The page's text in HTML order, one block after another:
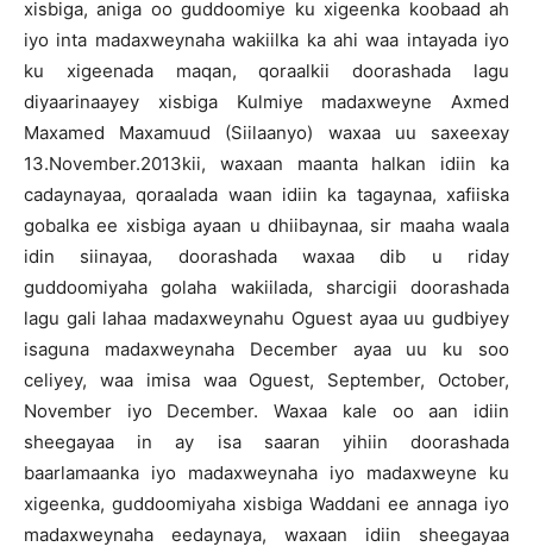
xisbiga, aniga oo guddoomiye ku xigeenka koobaad ah
iyo inta madaxweynaha wakiilka ka ahi waa intayada iyo
ku xigeenada maqan, qoraalkii doorashada lagu
diyaarinaayey xisbiga Kulmiye madaxweyne Axmed
Maxamed Maxamuud (Siilaanyo) waxaa uu saxeexay
13.November.2013kii, waxaan maanta halkan idiin ka
cadaynayaa, qoraalada waan idiin ka tagaynaa, xafiiska
gobalka ee xisbiga ayaan u dhiibaynaa, sir maaha waala
idin siinayaa, doorashada waxaa dib u riday
guddoomiyaha golaha wakiilada, sharcigii doorashada
lagu gali lahaa madaxweynahu Oguest ayaa uu gudbiyey
isaguna madaxweynaha December ayaa uu ku soo
celiyey, waa imisa waa Oguest, September, October,
November iyo December. Waxaa kale oo aan idiin
sheegayaa in ay isa saaran yihiin doorashada
baarlamaanka iyo madaxweynaha iyo madaxweyne ku
xigeenka, guddoomiyaha xisbiga Waddani ee annaga iyo
madaxweynaha eedaynaya, waxaan idiin sheegayaa